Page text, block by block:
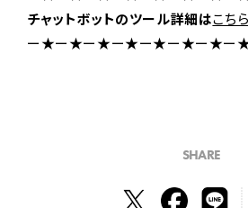
チャットボットのツール詳細はこちら
ー★ー★ー★ー★ー★ー★ー★ー
SHARE